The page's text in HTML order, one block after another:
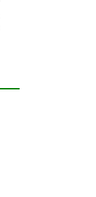
-